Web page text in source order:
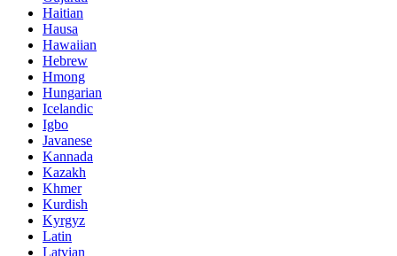
Haitian
Hausa
Hawaiian
Hebrew
Hmong
Hungarian
Icelandic
Igbo
Javanese
Kannada
Kazakh
Khmer
Kurdish
Kyrgyz
Latin
Latvian